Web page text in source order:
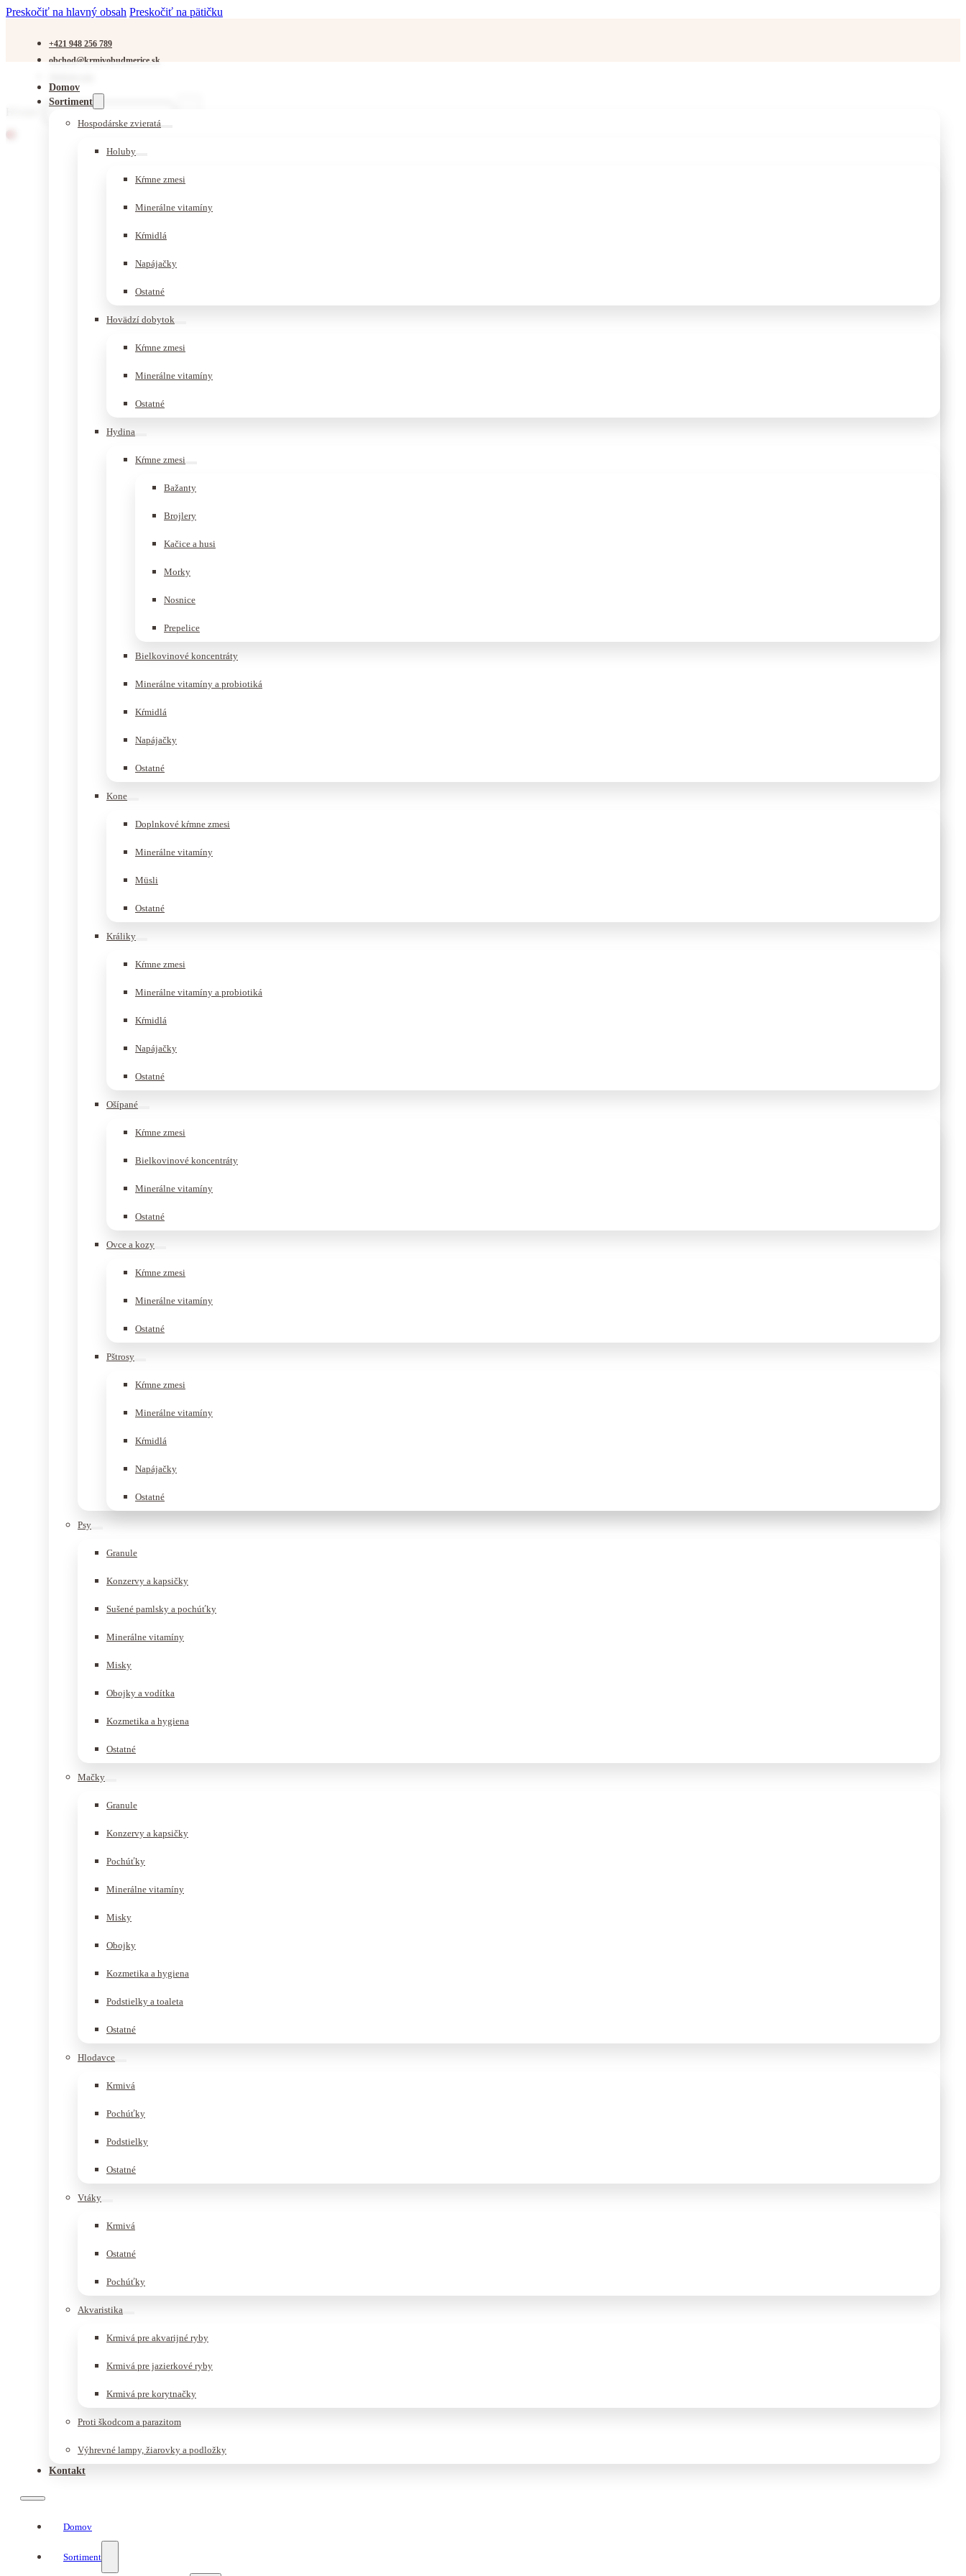
Preskočiť na hlavný obsah Preskočiť na pätičku
+421 948 256 789
obchod@krmivobudmerice.sk
Domov
Sortiment
Hospodárske zvieratá
Holuby
Kŕmne zmesi
Minerálne vitamíny
Kŕmidlá
Napájačky
Ostatné
Hovädzí dobytok
Kŕmne zmesi
Minerálne vitamíny
Ostatné
Hydina
Kŕmne zmesi
Bažanty
Brojlery
Kačice a husi
Morky
Nosnice
Prepelice
Bielkovinové koncentráty
Minerálne vitamíny a probiotiká
Kŕmidlá
Napájačky
Ostatné
Kone
Doplnkové kŕmne zmesi
Minerálne vitamíny
Müsli
Ostatné
Králiky
Kŕmne zmesi
Minerálne vitamíny a probiotiká
Kŕmidlá
Napájačky
Ostatné
Ošípané
Kŕmne zmesi
Bielkovinové koncentráty
Minerálne vitamíny
Ostatné
Ovce a kozy
Kŕmne zmesi
Minerálne vitamíny
Ostatné
Pštrosy
Kŕmne zmesi
Minerálne vitamíny
Kŕmidlá
Napájačky
Ostatné
Psy
Granule
Konzervy a kapsičky
Sušené pamlsky a pochúťky
Minerálne vitamíny
Misky
Obojky a vodítka
Kozmetika a hygiena
Ostatné
Mačky
Granule
Konzervy a kapsičky
Pochúťky
Minerálne vitamíny
Misky
Obojky
Kozmetika a hygiena
Podstielky a toaleta
Ostatné
Hlodavce
Krmivá
Pochúťky
Podstielky
Ostatné
Vtáky
Krmivá
Ostatné
Pochúťky
Akvaristika
Krmivá pre akvarijné ryby
Krmivá pre jazierkové ryby
Krmivá pre korytnačky
Proti škodcom a parazitom
Výhrevné lampy, žiarovky a podložky
Kontakt
Domov
Sortiment